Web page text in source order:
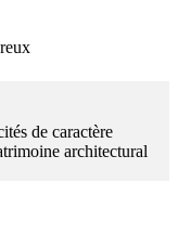
de caractère
architectural